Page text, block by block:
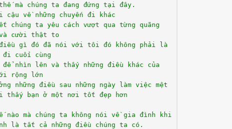
mà chúng ta đang đứng tại đây.
cậu về những chuyến đi khác
chúng ta yêu cách vượt qua từng quãng
và cười thật to
điều gì đó đã nói với tôi đó không phải là
đi cuối cùng
để nhìn lên và thấy những điều khác của
rộng lớn
những điều sau những ngày làm việc mệt
thấy bạn ở một nơi tốt đẹp hơn
nào mà chúng ta không nói về gia đình khi
là tất cả những điều chúng ta có.